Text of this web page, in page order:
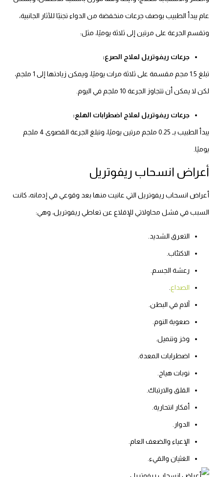
عام يبدأ الطبيب بوصف جرعات منخفضة من الدواء تجنبًا للآثار الجانبية،
وتقسم الجرعة على مرتين إلى ثلاثة يوميًا، مثل:
جرعات ريفوتريل لعلاج الصرع:
تبلغ 1.5 مجم مقسمة على ثلاثة مرات يوميًا، ويمكن زيادتها إلى 1 ملجم،
لكن لا يمكن أن تتجاوز الجرعة 10 ملجم في اليوم.
جرعات ريفوتريل لعلاج اضطرابات الهلع:
يبدأ الطبيب بـ 0.25 ملجم مرتين يوميًا، وتبلغ الجرعة القصوى 4 ملجم
يوميًا.
أعراض انسحاب ريفوتريل
أعراض انسحاب ريفوتريل التي عانيت منها بعد وقوعي في إدمانه، كانت
السبب في فشل محاولاتي للإقلاع عن تعاطي ريفوتريل، وهي:
التعرق الشديد.
الاكتئاب.
رعشة الجسم.
الصداع
آلام في البطن.
صعوبة النوم.
وخز وتنميل.
اضطرابات المعدة.
نوبات هياج.
القلق والارتباك.
أفكار انتحارية.
الدوار.
الإعياء والضعف العام.
الغثيان والقيء.